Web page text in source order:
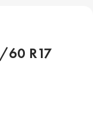
60 R17